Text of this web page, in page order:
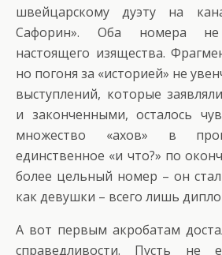
швейцарскому дуэту на
Сафорин». Оба номера
настоящего изящества.
но погоня за «историей» не
выступлений, которые
и законченными, осталось
множество «ахов» в
единственное «и что?» по
более цельный номер – он
как девушки – всего лишь
А вот первым акробатам
справедливости. Пусть не